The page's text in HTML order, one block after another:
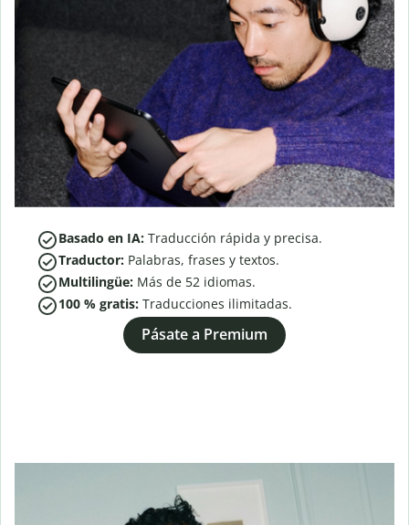
Basado en IA: Traducción rápida y precisa.
Traductor: Palabras, frases y textos.
Multilingüe: Más de 52 idiomas.
100 % gratis: Traducciones ilimitadas.
Pásate a Premium